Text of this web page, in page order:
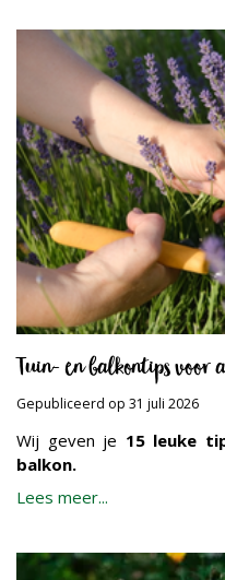
Tuin- en balkontips voor
Gepubliceerd op 31 juli 2026
Wij geven je 15 leuke
balkon.
Lees meer...